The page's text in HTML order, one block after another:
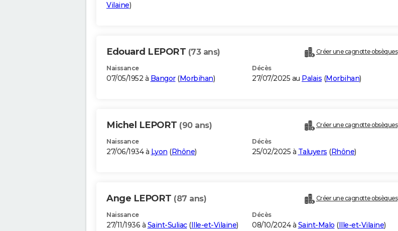
Vilaine)
Edouard LEPORT (73 ans) Créer une cagnotte obsèques
Naissance
07/05/1952 à Bangor(Morbihan)
Décès
27/07/2025 au Palais (Morbihan)
Michel LEPORT (90 ans) Créer une cagnotte obsèques
Naissance
27/06/1934 à Lyon (Rhône)
Décès
25/02/2025 à Taluyers (Rhône)
Ange LEPORT (87 ans) Créer une cagnotte obsèques
Naissance
27/11/1936 à Saint-Suliac(Ille-et-Vilaine)
Décès
08/10/2024 à Saint-Malo (Ille-et-Vilaine)